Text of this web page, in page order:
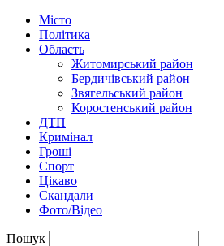
Місто
Політика
Область
Житомирський район
Бердичівський район
Звягельський район
Коростенський район
ДТП
Кримінал
Гроші
Спорт
Цікаво
Скандали
Фото/Відео
Пошук